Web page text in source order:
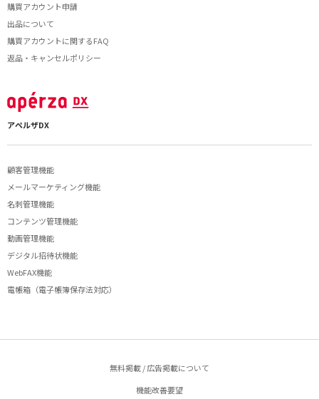
購買アカウント申請
出品について
購買アカウントに関するFAQ
返品・キャンセルポリシー
アペルザDX
顧客管理機能
メールマーケティング機能
名刺管理機能
コンテンツ管理機能
動画管理機能
デジタル招待状機能
WebFAX機能
電帳箱（電子帳簿保存法対応）
無料掲載 / 広告掲載について
機能改善要望